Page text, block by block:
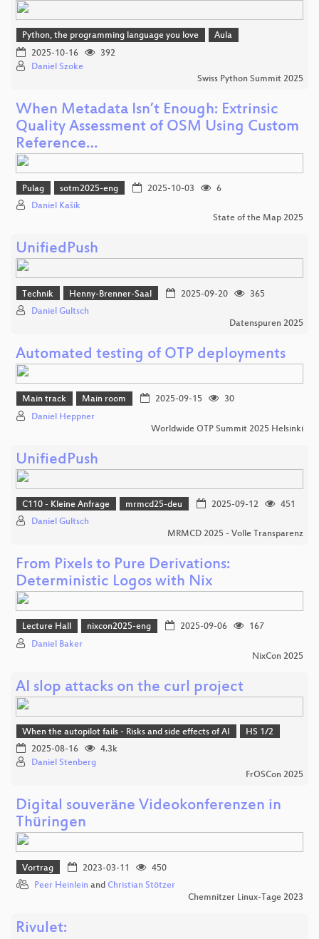
Python, the programming language you love
Aula
2025-10-16
392
Daniel Szoke
Swiss Python Summit 2025
When Metadata Isn’t Enough: Extrinsic
Quality Assessment of OSM Using Custom
Reference…
Pulag sotm2025-eng 2025-10-03
6
Daniel Kašík
State of the Map 2025
UnifiedPush
Technik Henny-Brenner-Saal 2025-09-20
365
Daniel Gultsch
Datenspuren 2025
Automated testing of OTP deployments
Main track Main room 2025-09-15
30
Daniel Heppner
Worldwide OTP Summit 2025 Helsinki
UnifiedPush
C110 - Kleine Anfrage mrmcd25-deu 2025-09-12
451
Daniel Gultsch
MRMCD 2025 - Volle Transparenz
From Pixels to Pure Derivations:
Deterministic Logos with Nix
Lecture Hall nixcon2025-eng 2025-09-06
167
Daniel Baker
NixCon 2025
AI slop attacks on the curl project
When the autopilot fails - Risks and side effects of AI
HS 1/2
2025-08-16
4.3k
Daniel Stenberg
FrOSCon 2025
Digital souveräne Videokonferenzen in
Thüringen
Vortrag 2023-03-11
450
Peer Heinlein and Christian Stötzer
Chemnitzer Linux-Tage 2023
Rivulet: